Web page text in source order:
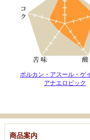
ボルカン・アスール・ゲ
アナエロビック
商品案内